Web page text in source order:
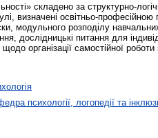
складено за структурно-
визначені освітньо-професійною
модульного розподілу
дослідницькі питання для
організації самостійної роботи
психології, логопедії та